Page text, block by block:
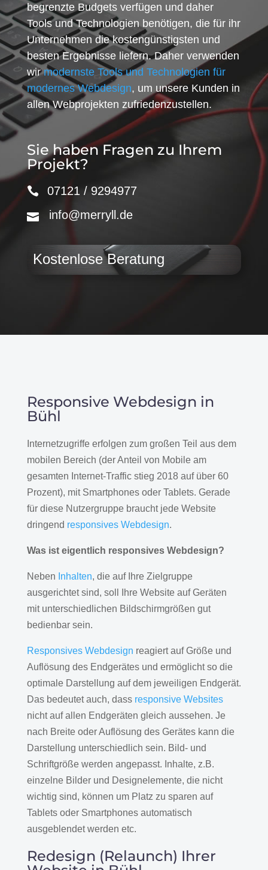
begrenzte Budgets verfügen und daher
Tools und Technologien benötigen, die für ihr
Unternehmen die kostengünstigsten und
besten Ergebnisse liefern. Daher verwenden
wirmodernste Tools und Technologien für
modernes Webdesign, um unsere Kunden in
allen Webprojekten zufriedenzustellen.
Sie haben Fragen zu Ihrem
Projekt?
07121 / 9294977
info@merryll.de
Kostenlose Beratung
Responsive Webdesign in
Bühl
Internetzugriffe erfolgen zum großen Teil aus dem
mobilen Bereich (der Anteil von Mobile am
gesamten Internet-Traffic stieg 2018 auf über 60
Prozent), mit Smartphones oder Tablets. Gerade
für diese Nutzergruppe braucht jede Website
dringend responsives Webdesign.
Was ist eigentlich responsives Webdesign?
Neben Inhalten, die auf Ihre Zielgruppe
ausgerichtet sind, soll Ihre Website auf Geräten
mit unterschiedlichen Bildschirmgrößen gut
bedienbar sein.
Responsives Webdesign reagiert auf Größe und
Auflösung des Endgerätes und ermöglicht so die
optimale Darstellung auf dem jeweiligen Endgerät.
Das bedeutet auch, dass responsive Websites
nicht auf allen Endgeräten gleich aussehen. Je
nach Breite oder Auflösung des Gerätes kann die
Darstellung unterschiedlich sein. Bild- und
Schriftgröße werden angepasst. Inhalte, z.B.
einzelne Bilder und Designelemente, die nicht
wichtig sind, können um Platz zu sparen auf
Tablets oder Smartphones automatisch
ausgeblendet werden etc.
Redesign (Relaunch) Ihrer